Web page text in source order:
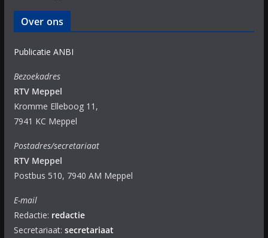
Over ons
Publicatie ANBI
Bezoekadres
RTV Meppel
Kromme Elleboog 11,
7941 KC Meppel
Postadres/secretariaat
RTV Meppel
Postbus 510, 7940 AM Meppel
E-mail
Redactie: redactie
Secretariaat: secretariaat